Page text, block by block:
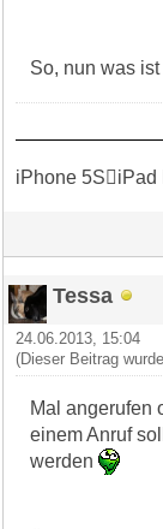
So, nun was
iPhone 5SiPad
Tessa
24.06.2013, 15:04
(Dieser Beitrag
Mal angerufen
einem Anruf
werden